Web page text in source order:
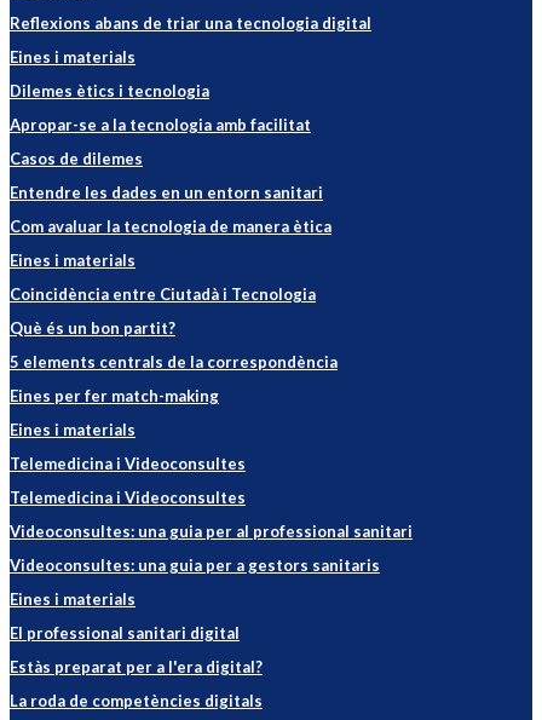
Reflexions abans de triar una tecnologia digital
Eines i materials
Dilemes ètics i tecnologia
Apropar-se a la tecnologia amb facilitat
Casos de dilemes
Entendre les dades en un entorn sanitari
Com avaluar la tecnologia de manera ètica
Eines i materials
Coincidència entre Ciutadà i Tecnologia
Què és un bon partit?
5 elements centrals de la correspondència
Eines per fer match-making
Eines i materials
Telemedicina i Videoconsultes
Telemedicina i Videoconsultes
Videoconsultes: una guia per al professional sanitari
Videoconsultes: una guia per a gestors sanitaris
Eines i materials
El professional sanitari digital
Estàs preparat per a l'era digital?
La roda de competències digitals